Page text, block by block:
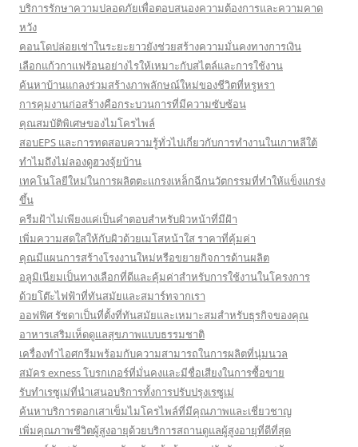
บริการรักษาความปลอดภัยเพื่อตอบสนองความต้องการและความคาด
หวัง
คอนโดปล่อยเช่าในระยะยาวยังช่วยสร้างความมั่นคงทางการเงิน
เลือกแก้วกาแฟร้อนอย่างไรให้เหมาะกับสไตล์และการใช้งาน
ค้นหาบ้านแกลงร่วมสร้างภาพลักษณ์ใหม่ของชีวิตที่หรูหรา
การคุมงานก่อสร้างคือกระบวนการที่มีความซับซ้อน
คุณสมบัติพิเศษของไมโครไพล์
สอบEPS และการทดสอบความรู้ทั่วไปเกี่ยวกับการทำงานในเกาหลีใต้
ทำไมถึงไม่ลองดูฮวงจุ้ยบ้าน
เทคโนโลยีใหม่ในการผลิตตะแกรงเหล็กฉีกนวัตกรรมที่ทำให้แข็งแกร่ง
ขึ้น
ครีมฝ้าไม่เพียงแค่เป็นคำตอบสำหรับผิวหน้าที่มีฝ้า
เพิ่มความสดใสให้กับผิวด้วยเมโสหน้าใส ราคาที่คุ้มค่า
คุณมีแผนการสร้างโรงงานใหม่หรือขยายกิจการด้านผลิต
อลูมิเนียมเป็นทางเลือกที่ดีและคุ้มค่าสำหรับการใช้งานในโครงการ
ด้วยโต๊ะไฟฟ้าที่ทันสมัยและสมาร์ทจากเรา
ออฟฟิศ รัชดาเป็นที่ตั้งที่ทันสมัยและเหมาะสมสำหรับธุรกิจของคุณ
อาหารเสริมเห็ดดูแลสุขภาพแบบธรรมชาติ
เครื่องทำไอศกรีมพร้อมกับความสามารถในการผลิตที่นุ่มนวล
สมัคร exness โบรกเกอร์ที่มั่นคงและมีชื่อเสียงในการซื้อขาย
รับทำเรซูเม่ที่นำเสนอบริการทั้งการปรับปรุงเรซูเม่
ค้นหาบริการตอกเสาเข็มไมโครไพล์ที่มีคุณภาพและเชี่ยวชาญ
เพิ่มคุณภาพชีวิตผู้สูงอายุด้วยบริการสถานดูแลผู้สูงอายุที่ดีที่สุด